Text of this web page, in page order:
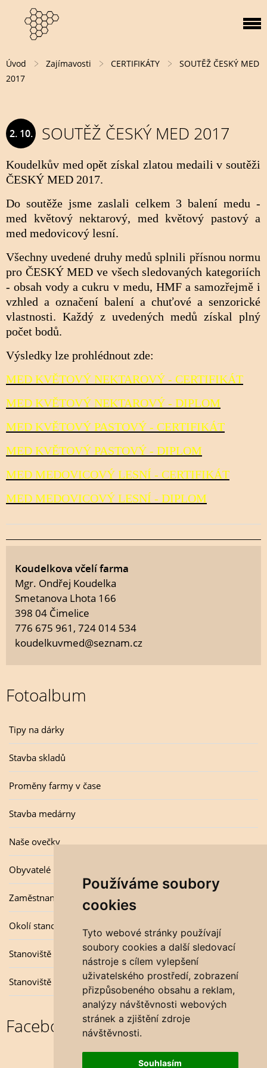
Používáme soubory
cookies
Tyto webové stránky používají
soubory cookies a další sledovací
nástroje s cílem vylepšení
uživatelského prostředí, zobrazení
přizpůsobeného obsahu a reklam,
analýzy návštěvnosti webových
stránek a zjištění zdroje
návštěvnosti.
Souhlasím
Úvod Zajímavosti CERTIFIKÁTY
SOUTĚŽ ČESKÝ MED
2017
2. 10.
2017
SOUTĚŽ ČESKÝ MED 2017
Koudelkův med opět získal zlatou medaili v soutěži
ČESKÝ MED 2017.
Do soutěže jsme zaslali celkem 3 balení medu -
med květový nektarový, med květový pastový a
med medovicový lesní.
Všechny uvedené druhy medů splnili přísnou normu
pro ČESKÝ MED ve všech sledovaných kategoriích
- obsah vody a cukru v medu, HMF a samozřejmě i
vzhled a označení balení a chuťové a senzorické
vlastnosti. Každý z uvedených medů získal plný
počet bodů.
Výsledky lze prohlédnout zde:
MED KVĚTOVÝ NEKTAROVÝ - CERTIFIKÁT
MED KVĚTOVÝ NEKTAROVÝ - DIPLOM
MED KVĚTOVÝ PASTOVÝ - CERTIFIKÁT
MED KVĚTOVÝ PASTOVÝ - DIPLOM
MED MEDOVICOVÝ LESNÍ - CERTIFIKÁT
MED MEDOVICOVÝ LESNÍ - DIPLOM
Koudelkova včelí farma
Mgr. Ondřej Koudelka
Smetanova Lhota 166
398 04 Čimelice
776 675 961, 724 014 534
koudelkuvmed@seznam.cz
Fotoalbum
Tipy na dárky
Stavba skladů
Proměny farmy v čase
Stavba medárny
Naše ovečky
Obyvatelé úlu
Zaměstnanci
Okolí stanovišť
Stanoviště v zimě
Stanoviště v létě
Facebook